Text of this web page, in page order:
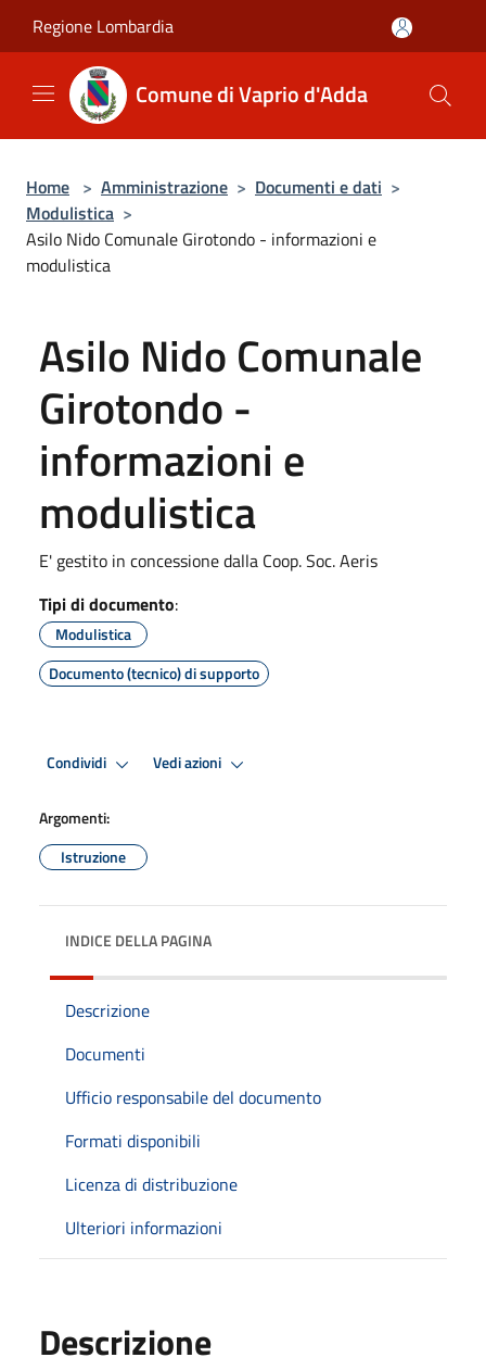
Regione Lombardia
Comune di Vaprio d'Adda
Home > Amministrazione > Documenti e dati >
Modulistica >
Asilo Nido Comunale Girotondo - informazioni e
modulistica
Asilo Nido Comunale
Girotondo -
informazioni e
modulistica
E' gestito in concessione dalla Coop. Soc. Aeris
Tipi di documento:
Modulistica
Documento (tecnico) di supporto
Condividi Vedi azioni
Argomenti:
Istruzione
INDICE DELLA PAGINA
Descrizione
Documenti
Ufficio responsabile del documento
Formati disponibili
Licenza di distribuzione
Ulteriori informazioni
Descrizione